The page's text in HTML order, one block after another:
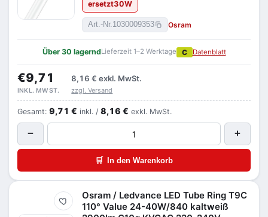
ersetzt30W
Art.-Nr.1030009353 Osram
Über 30 lagerndLieferzeit 1–2 Werktage C Datenblatt
€9,71 8,16 € exkl. MwSt.
INKL. MWST. zzgl. Versand
Gesamt: 9,71 € inkl. / 8,16 € exkl. MwSt.
− +
🛒 In den Warenkorb
Merken
Osram / Ledvance LED Tube Ring T9C
110° Value 24-40W/840 kaltweiß